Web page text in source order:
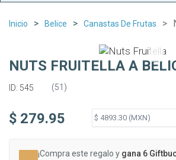
Inicio Belice Canastas De Frutas
NUTS FRUITELLA A
ID: 545 (51)
$ 279.95
¡Compra este regalo y gana 6